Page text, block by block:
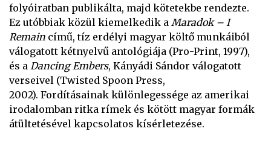
folyóiratban publikálta, majd kötetekbe rendezte.
Ez utóbbiak közül kiemelkedik a Maradok – I
Remain című, tíz erdélyi magyar költő munkáiból
válogatott kétnyelvű antológiája (Pro-Print, 1997),
és a Dancing Embers, Kányádi Sándor válogatott
verseivel (Twisted Spoon Press,
2002). Fordításainak különlegessége az amerikai
irodalomban ritka rímek és kötött magyar formák
átültetésével kapcsolatos kísérletezése.